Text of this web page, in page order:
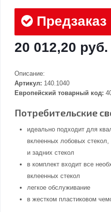
Предзаказ
20 012,20 руб.
Описание:
Артикул: 140.1040
Европейский товарный код:
Потребительские
идеально подходит для
вклеенных лобовых
и задних стекол
в комплект входит все
вклеенных стекол
легкое обслуживание
в жестком пластиковом